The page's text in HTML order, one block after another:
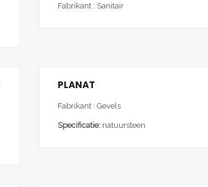
Fabrikant : Sanitair
PLANAT
Fabrikant : Gevels
Specificatie: natuursteen